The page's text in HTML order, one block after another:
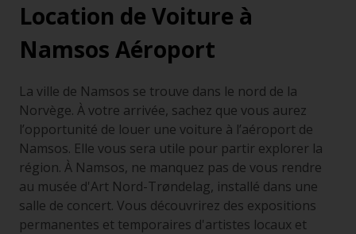
Location de Voiture à
Namsos Aéroport
La ville de Namsos se trouve dans le nord de la
Norvège. À votre arrivée, sachez que vous aurez
l’opportunité de louer une voiture à l’aéroport de
Namsos. Elle vous sera utile pour partir explorer la
région. À Namsos, ne manquez pas de vous rendre
au musée d'Art Nord-Trøndelag, installé dans une
salle de concert. Vous découvrirez des expositions
permanentes et temporaires d'artistes locaux et